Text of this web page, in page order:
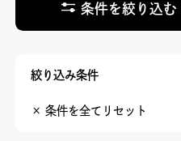
条件を絞り込む
絞り込み条件
× 条件を全てリセット